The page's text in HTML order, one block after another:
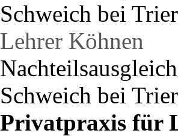
Schweich bei
Lehrer Köhnen
Schweich bei
Privatpraxis für